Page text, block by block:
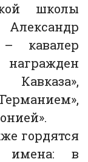
школы
кавалер
гордятся
имена: в